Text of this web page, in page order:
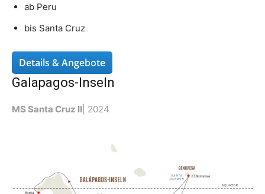
ab Peru
bis Santa Cruz
Details & Angebote
Galapagos-Inseln
MS Santa Cruz II | 2024